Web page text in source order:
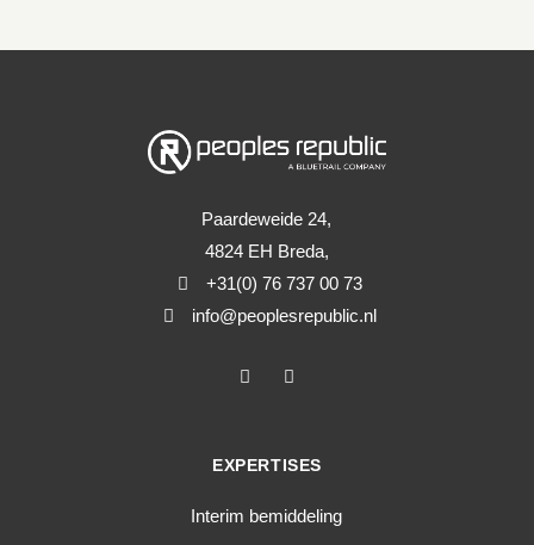
Paardeweide 24,
4824 EH Breda,
+31(0) 76 737 00 73
info@peoplesrepublic.nl
EXPERTISES
Interim bemiddeling